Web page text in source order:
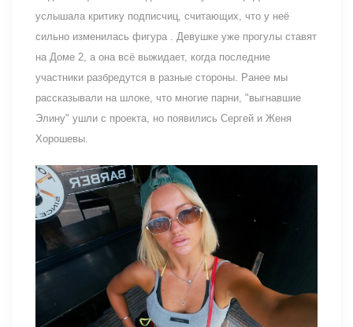
услышала критику подписчиц, считающих, что у неё
сильно изменилась фигура . Девушке уже прогулы ставят
на Доме 2, а она всё выжидает, когда последние
участники разбредутся в разные стороны. Ранее мы
рассказывали на шлоке, что многие парни, "выгнавшие
Элину" ушли с проекта, но появились Сергей и Женя
Хорошевы.